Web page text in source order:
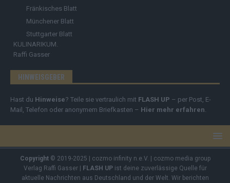
Fränkisches Blatt
Münchener Blatt
Stuttgarter Blatt
KULINARIKUM.
Raffi Gasser
HINWEISGEBER
Hast du Hinweise? Teile sie vertraulich mit FLASH UP – per Post, E-
Mail, Telefon oder anonymem Briefkasten – Hier mehr erfahren
Copyright© 2019-2025 | cozmo infinity n.e.V. | cozmo media group
Verlag Raffi Gasser | FLASH UPist deine zuverlässige Quelle für
aktuelle Nachrichten aus Deutschland und der Welt. Wir berichten